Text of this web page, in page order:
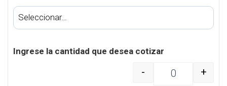
Ingrese la cantidad que desea cotizar
Set ML-421 Rpet ML-
- +